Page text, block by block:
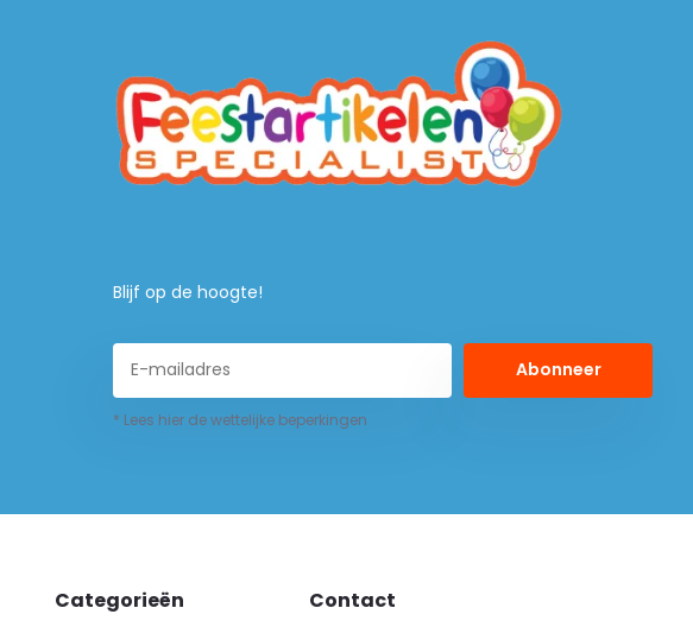
Blijf op de hoogte!
Abonneer
* Lees hier de wettelijke beperkingen
Categorieën Contact